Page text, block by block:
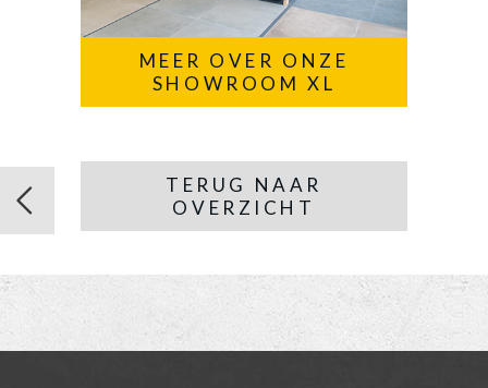
MEER OVER ONZE
SHOWROOM XL
TERUG NAAR
OVERZICHT